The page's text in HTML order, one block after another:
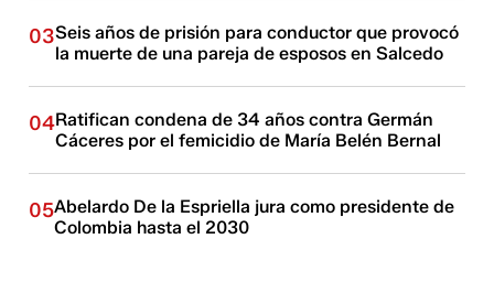
03Seis años de prisión para conductor que provocó
la muerte de una pareja de esposos en Salcedo
04Ratifican condena de 34 años contra Germán
Cáceres por el femicidio de María Belén Bernal
05Abelardo De la Espriella jura como presidente de
Colombia hasta el 2030